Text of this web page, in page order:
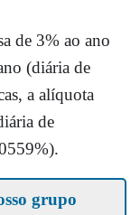
de 3% ao ano
(diária de
a alíquota
de
grupo